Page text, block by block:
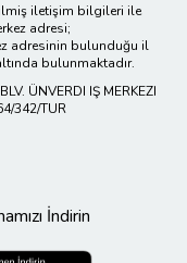
iletişim bilgileri ile
adresi;
adresinin bulunduğu il
bulunmaktadır.
ÜNVERDI IŞ MERKEZI
342/TUR
İndirin